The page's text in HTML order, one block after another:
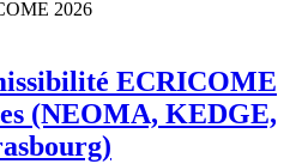
ECRICOME
(NEOMA, KEDGE,